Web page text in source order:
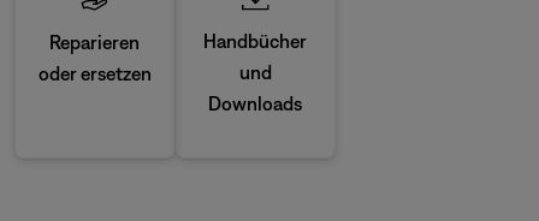
Reparieren
oder ersetzen
Handbücher
und
Downloads